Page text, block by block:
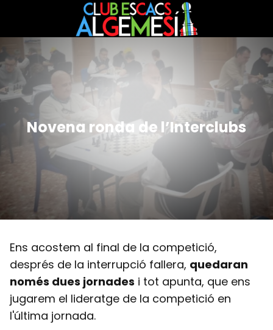
Novena ronda de l’Interclubs
Ens acostem al final de la competició,
després de la interrupció fallera, quedaran
només dues jornades i tot apunta, que ens
jugarem el lideratge de la competició en
l'última jornada.